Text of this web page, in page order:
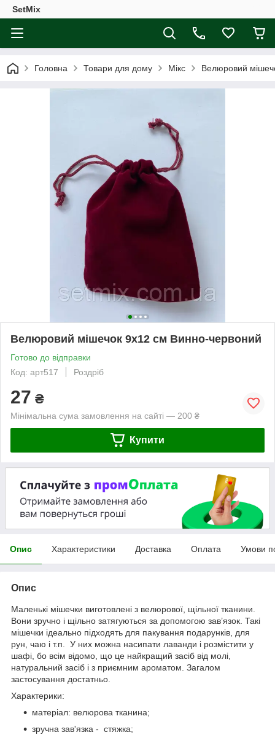
SetMix
Головна Товари для дому Мікс Велюровий
Велюровий мішечок 9х12 см Винно-червоний
Готово до відправки
Код: арт517
Роздріб
27 ₴
Мінімальна сума замовлення на сайті — 200 ₴
Купити
Опис Характеристики Доставка Оплата Умови
Опис
Маленькі мішечки виготовлені з велюрової, щільної тканини.
Вони зручно і щільно затягуються за допомогою зав’язок. Такі
мішечки ідеально підходять для пакування подарунків, для
рун, чаю і т.п. У них можна насипати лаванди і розмістити у
шафі, бо всім відомо, що це найкращий засіб від молі,
натуральний засіб і з приємним ароматом. Загалом
застосування достатньо.
Характерики:
матеріал: велюрова тканина;
зручна зав'язка - стяжка;